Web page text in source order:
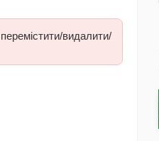
видалити/